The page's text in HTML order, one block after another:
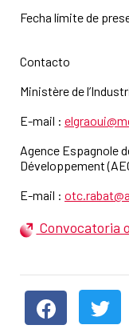
Fecha límite de
Contacto
Ministère de
E-mail :
Agence Espagnole
Développement
E-mail :
Convocatoria